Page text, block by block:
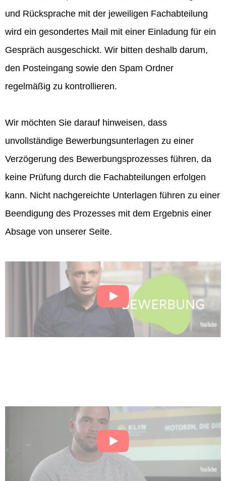
und Rücksprache mit der jeweiligen Fachabteilung
wird ein gesondertes Mail mit einer Einladung für ein
Gespräch ausgeschickt. Wir bitten deshalb darum,
den Posteingang sowie den Spam Ordner
regelmäßig zu kontrollieren.
Wir möchten Sie darauf hinweisen, dass
unvollständige Bewerbungsunterlagen zu einer
Verzögerung des Bewerbungsprozesses führen, da
keine Prüfung durch die Fachabteilungen erfolgen
kann. Nicht nachgereichte Unterlagen führen zu einer
Beendigung des Prozesses mit dem Ergebnis einer
Absage von unserer Seite.